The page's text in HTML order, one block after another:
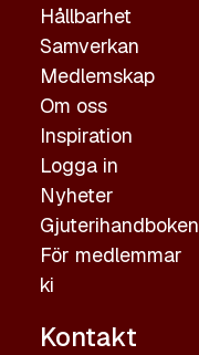
Hållbarhet
Samverkan
Medlemskap
Om oss
Inspiration
Logga in
Nyheter
Gjuterihandboken
För medlemmar
ki
Kontakt